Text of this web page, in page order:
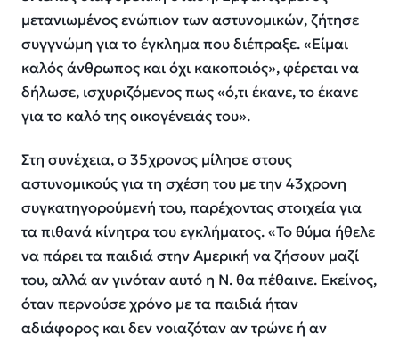
μετανιωμένος ενώπιον των αστυνομικών, ζήτησε
συγγνώμη για το έγκλημα που διέπραξε. «Είμαι
καλός άνθρωπος και όχι κακοποιός», φέρεται να
δήλωσε, ισχυριζόμενος πως «ό,τι έκανε, το έκανε
για το καλό της οικογένειάς του».
Στη συνέχεια, ο 35χρονος μίλησε στους
αστυνομικούς για τη σχέση του με την 43χρονη
συγκατηγορούμενή του, παρέχοντας στοιχεία για
τα πιθανά κίνητρα του εγκλήματος. «Το θύμα ήθελε
να πάρει τα παιδιά στην Αμερική να ζήσουν μαζί
του, αλλά αν γινόταν αυτό η Ν. θα πέθαινε. Εκείνος,
όταν περνούσε χρόνο με τα παιδιά ήταν
αδιάφορος και δεν νοιαζόταν αν τρώνε ή αν